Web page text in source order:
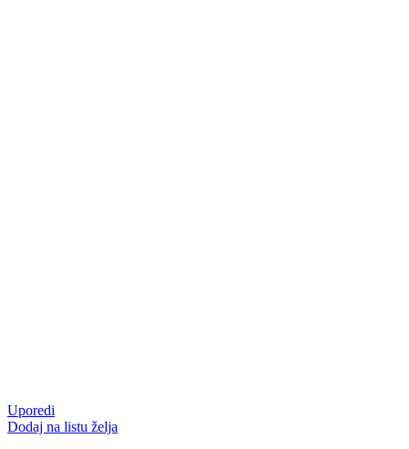
Uporedi
Dodaj na listu želja